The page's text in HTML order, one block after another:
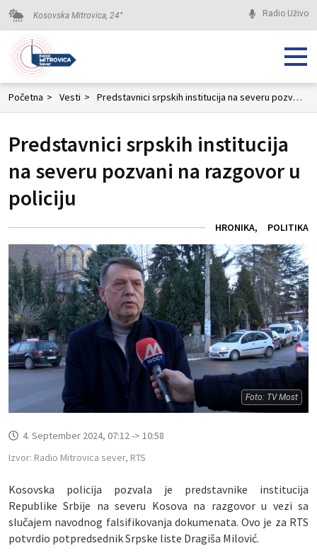
Kosovska Mitrovica, 24° Radio Uživo
Početna > Vesti > Predstavnici srpskih institucija na severu pozvani na razgovor u policiju
Predstavnici srpskih institucija
na severu pozvani na razgovor u
policiju
HRONIKA POLITIKA
Foto: TV Most
4. September 2024, 07:12 -> 10:58
Izvor: Radio Mitrovica sever, RTS
Kosovska policija pozvala je predstavnike institucija
Republike Srbije na severu Kosova na razgovor u vezi sa
slučajem navodnog falsifikovanja dokumenata. Ovo je za RTS
potvrdio potpredsednik Srpske liste Dragiša Milović.